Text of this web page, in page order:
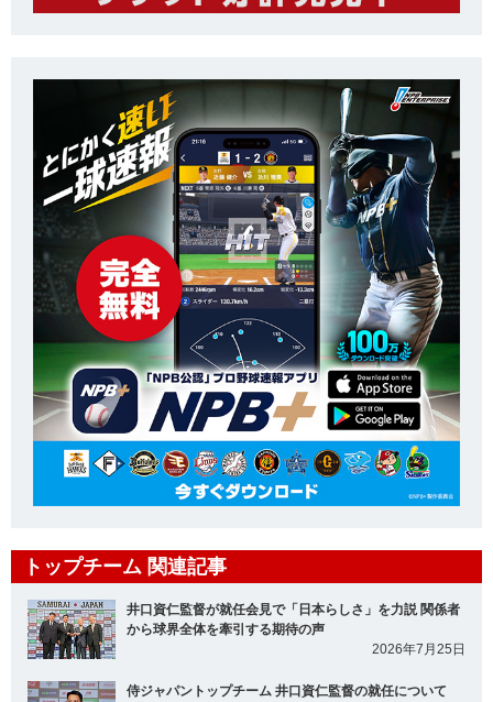
トップチーム 関連記事
井口資仁監督が就任会見で「日本らしさ」を力説 関係者
から球界全体を牽引する期待の声
2026年7月25日
侍ジャパントップチーム 井口資仁監督の就任について